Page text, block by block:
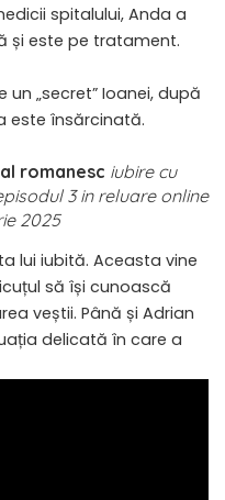
spitalului, Anda a
și este pe tratament.
„secret” Ioanei, după
este însărcinată.
romanesc iubire cu
3 in reluare online
2025
lui iubită. Aceasta vine
să își cunoască
veștii. Până și Adrian
delicată în care a